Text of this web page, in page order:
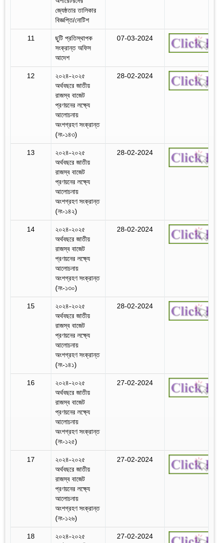
জ্যেষ্ঠতার তালিকার
বিজ্ঞপ্তি/নোটিশ
11
ছুটি প্রতিস্থাপক
সংক্রান্ত অফিস
আদেশ
07-03-2024
12
২০২৪-২০২৫
অর্থবছরে জাতীয়
রাজস্ব বাজেট
প্রণয়নের লক্ষ্যে
আলোচনায়
অংশগ্রহণ সংক্রান্ত
(নং-১৪৩)
28-02-2024
13
২০২৪-২০২৫
অর্থবছরে জাতীয়
রাজস্ব বাজেট
প্রণয়নের লক্ষ্যে
আলোচনায়
অংশগ্রহণ সংক্রান্ত
(নং-১৪২)
28-02-2024
14
২০২৪-২০২৫
অর্থবছরে জাতীয়
রাজস্ব বাজেট
প্রণয়নের লক্ষ্যে
আলোচনায়
অংশগ্রহণ সংক্রান্ত
(নং-১৩০)
28-02-2024
15
২০২৪-২০২৫
অর্থবছরে জাতীয়
রাজস্ব বাজেট
প্রণয়নের লক্ষ্যে
আলোচনায়
অংশগ্রহণ সংক্রান্ত
(নং-১৪১)
28-02-2024
16
২০২৪-২০২৫
অর্থবছরে জাতীয়
রাজস্ব বাজেট
প্রণয়নের লক্ষ্যে
আলোচনায়
অংশগ্রহণ সংক্রান্ত
(নং-১২৫)
27-02-2024
17
২০২৪-২০২৫
অর্থবছরে জাতীয়
রাজস্ব বাজেট
প্রণয়নের লক্ষ্যে
আলোচনায়
অংশগ্রহণ সংক্রান্ত
(নং-১২৬)
27-02-2024
18
২০২৪-২০২৫
27-02-2024